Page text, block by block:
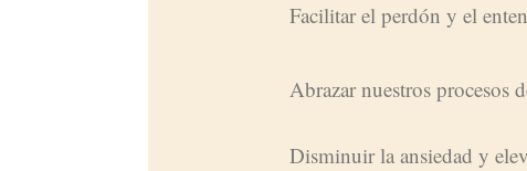
Facilitar el perdón y el
Abrazar nuestros procesos
Disminuir la ansiedad y